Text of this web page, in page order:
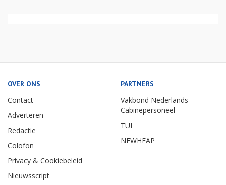
OVER ONS
Contact
Adverteren
Redactie
Colofon
Privacy & Cookiebeleid
Nieuwsscript
PARTNERS
Vakbond Nederlands
Cabinepersoneel
TUI
NEWHEAP